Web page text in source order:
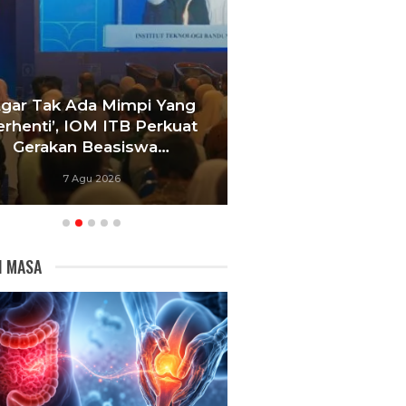
Tak Ada Mimpi Yang
IOM ITB Perkuat
Gerakan Beasiswa…
7 Agu 2026
MASA